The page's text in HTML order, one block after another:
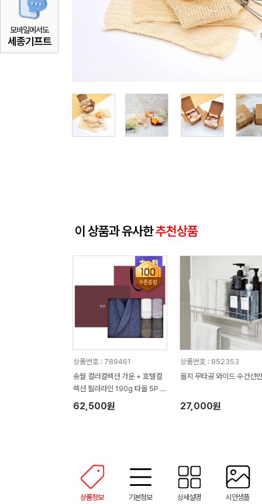
모바일에서도
세종기프트
이 상품과 유사한추천상품
상품번호 : 789461
송월 컬러컬렉션 가운 + 호텔컬
렉션 필라라인 190g 타올 5P 세
트
62,500원
상품번호 : 852353
올지 무타공 와이드 수건선반
27,000원
상품정보 기본정보 상세설명 시안샘플